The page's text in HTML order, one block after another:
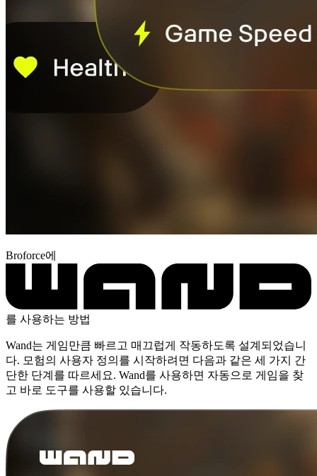
Broforce에
를 사용하는 방법
Wand는 게임만큼 빠르고 매끄럽게 작동하도록 설계되었습니
다. 모험의 사용자 정의를 시작하려면 다음과 같은 세 가지 간
단한 단계를 따르세요. Wand를 사용하면 자동으로 게임을 찾
고 바로 도구를 사용할 있습니다.